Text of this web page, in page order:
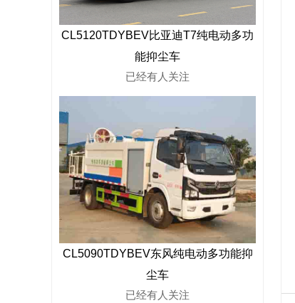
CL5120TDYBEV比亚迪T7纯电动多功
能抑尘车
已经有人关注
CL5090TDYBEV东风纯电动多功能抑
尘车
已经有人关注